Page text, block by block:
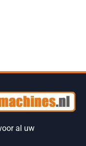
al uw